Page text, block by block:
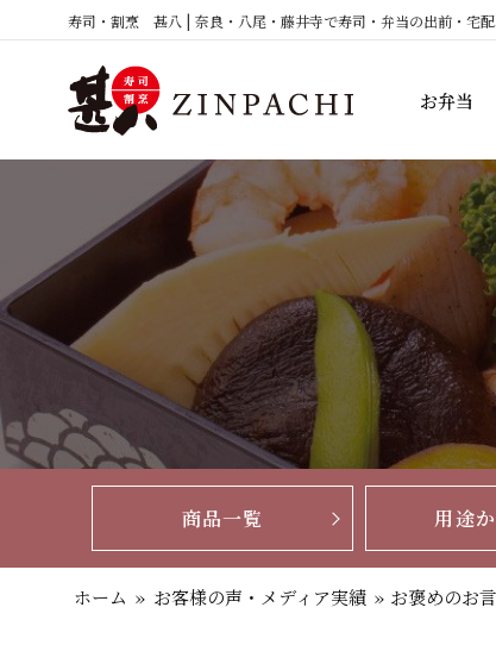
ン
プ
寿司・割烹 甚八 | 奈良・八尾・藤井寺で寿司・弁当の出前・宅
お弁当
商品一覧 用途
ホーム » お客様の声・メディア実績 » お褒めのお